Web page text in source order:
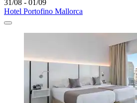
31/08 - 01/09
Hotel Portofino Mallorca